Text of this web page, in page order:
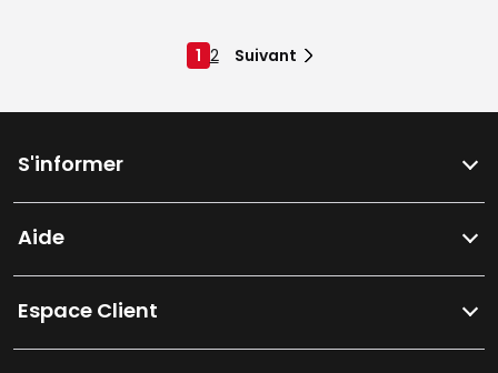
1 2 Suivant
S'informer
Aide
Espace Client